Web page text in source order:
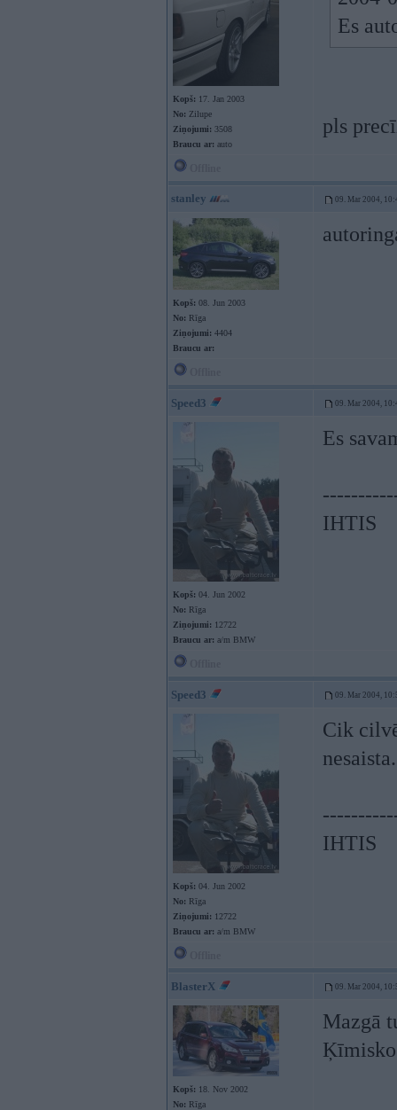
Kopš: 17. Jan 2003
No: Zilupe
Ziņojumi: 3508
Braucu ar: auto
Es
pls
stanley 09. Mar 2004,
Kopš: 08. Jun 2003
No: Rīga
Ziņojumi: 4404
Braucu ar:
Speed3 09. Mar 2004,
Kopš: 04. Jun 2002
No: Rīga
Ziņojumi: 12722
Braucu ar: a/m BMW
Es
IHTIS
Speed3 09. Mar 2004,
Kopš: 04. Jun 2002
No: Rīga
Ziņojumi: 12722
Braucu ar: a/m BMW
Cik
IHTIS
BlasterX 09. Mar 2004,
Kopš: 18. Nov 2002
No: Rīga
Mazgā